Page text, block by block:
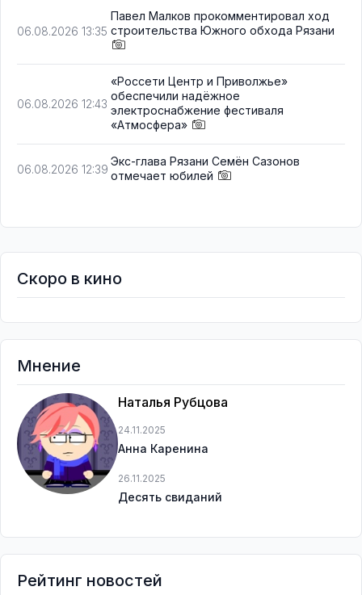
06.08.2026 13:35
Павел Малков прокомментировал ход
строительства Южного обхода Рязани
06.08.2026 12:43
«Россети Центр и Приволжье»
обеспечили надёжное
электроснабжение фестиваля
«Атмосфера»
06.08.2026 12:39
Экс-глава Рязани Семён Сазонов
отмечает юбилей
Скоро в кино
Мнение
Наталья Рубцова
24.11.2025
Анна Каренина
26.11.2025
Десять свиданий
Рейтинг новостей